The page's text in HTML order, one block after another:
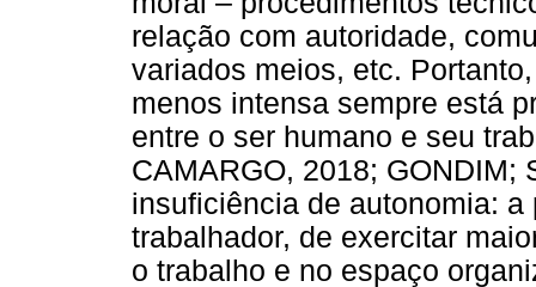
relação com autoridade,
variados meios, etc.
menos intensa sempre está
entre o ser humano e seu
CAMARGO, 2018; GONDIM;
insuficiência de autonomia:
trabalhador, de exercitar
o trabalho e no espaço